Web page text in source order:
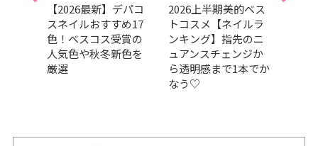
【2026最新】デパコ
スネイルおすすめ17
色！ベスコス受賞の
人気色や秋冬新色を
厳選
2026上半期美的ベス
トコスメ【ネイルラ
ンキング】指先のニ
ュアンスチェンジか
ら透明感まで1本でか
なう♡